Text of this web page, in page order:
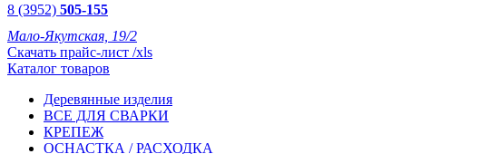
8 (3952) 505-155
Мало-Якутская, 19/2
Скачать прайс-лист /xls
Каталог товаров
Деревянные изделия
ВСЕ ДЛЯ СВАРКИ
КРЕПЕЖ
ОСНАСТКА / РАСХОДКА